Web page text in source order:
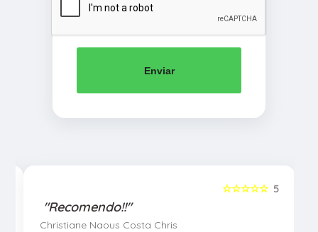
Enviar
5
☆☆☆☆☆
"Recomendo!!"
Christiane Naous Costa Chris